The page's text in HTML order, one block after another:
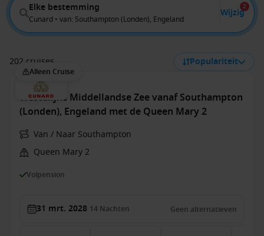
Elke bestemming
Cunard • van: Southampton (Londen), Engeland
Wijzig
2
202 cruises Populariteit
Alleen Cruise
Westelijke Middellandse Zee vanaf Southampton
(Londen), Engeland met de Queen Mary 2
Van / Naar Southampton
Queen Mary 2
Volpension
31 mrt. 2028 14 Nachten Geen alternatieven